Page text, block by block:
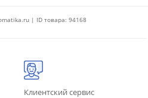
| ID товара: 94168
Клиентский сервис